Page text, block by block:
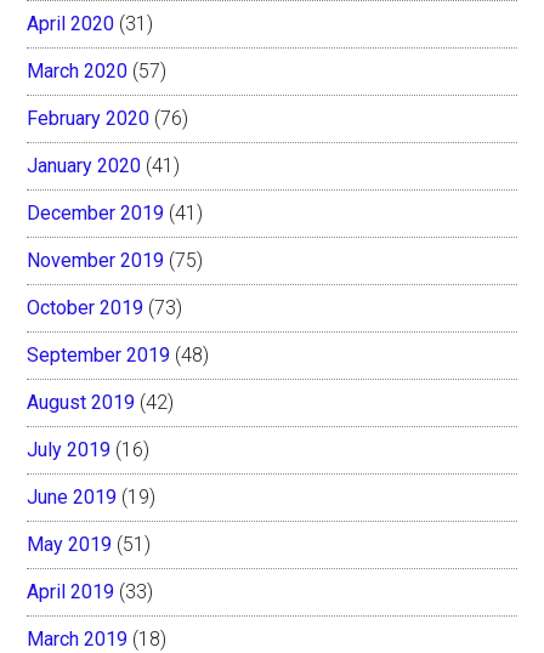
April 2020 (31)
March 2020 (57)
February 2020 (76)
January 2020 (41)
December 2019 (41)
November 2019 (75)
October 2019 (73)
September 2019 (48)
August 2019 (42)
July 2019 (16)
June 2019 (19)
May 2019 (51)
April 2019 (33)
March 2019 (18)